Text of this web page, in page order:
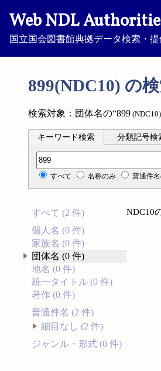
Web NDL
国立国会図書館典拠データ検索・
899(NDC10) の
検索対象：団体名の“899 (NDC10)
キーワード検索 分類記号検
分類記号検索
すべて 名称のみ 普通件
すべて (2 件)
個人名 (0 件)
家族名 (0 件)
団体名 (0 件)
地名 (0 件)
統一タイトル (0 件)
著作 (0 件)
普通件名 (2 件)
細目なし (2 件)
ジャンル・形式 (0 件)
NDC10